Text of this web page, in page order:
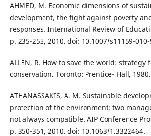
AHMED, M. Economic dimensions of
development, the fight against poverty
responses. International Review of
p. 235-253, 2010. doi: 10.1007/s11159-010-
ALLEN, R. How to save the world: strategy
conservation. Toronto: Prentice- Hall, 1980.
ATHANASSAKIS, A. M. Sustainable
protection of the environment: two
not always compatible. AIP Conference
p. 350-351, 2010. doi: 10.1063/1.3322464.